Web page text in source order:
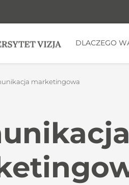
DLACZEGO
marketingowa